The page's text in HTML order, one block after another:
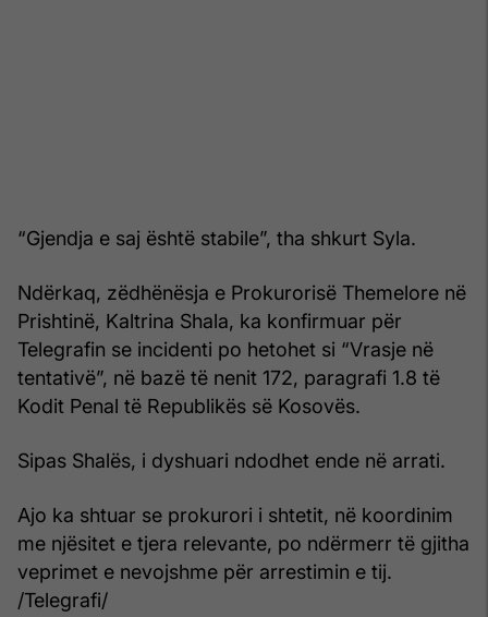
“Gjendja e saj është stabile”, tha shkurt Syla.
Ndërkaq, zëdhënësja e Prokurorisë Themelore në
Prishtinë, Kaltrina Shala, ka konfirmuar për
Telegrafin se incidenti po hetohet si “Vrasje në
tentativë”, në bazë të nenit 172, paragrafi 1.8 të
Kodit Penal të Republikës së Kosovës.
Sipas Shalës, i dyshuari ndodhet ende në arrati.
Ajo ka shtuar se prokurori i shtetit, në koordinim
me njësitet e tjera relevante, po ndërmerr të gjitha
veprimet e nevojshme për arrestimin e tij.
/Telegrafi/